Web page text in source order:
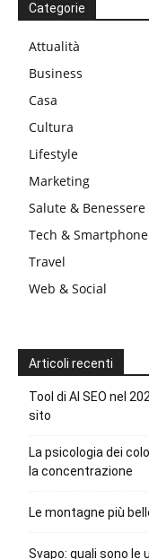
Categorie
Attualità
Business
Casa
Cultura
Lifestyle
Marketing
Salute & Benessere
Tech & Smartphone
Travel
Web & Social
Articoli recenti
Tool di AI SEO nel
sito
La psicologia dei
la concentrazione
Le montagne più
Svapo: quali sono le